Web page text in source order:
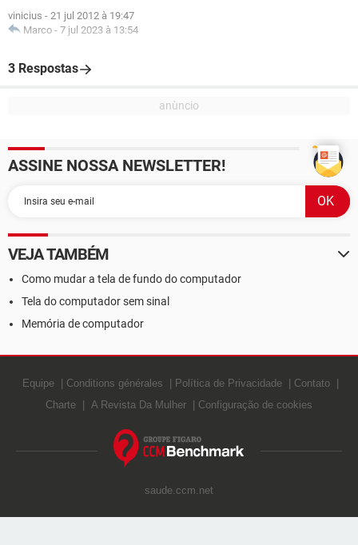
vinicius - 21 jul 2012 à 19:47
Marco - 7 jul 2023 à 13:54
3 Respostas
ASSINE NOSSA NEWSLETTER!
VEJA TAMBÉM
Como mudar a tela de fundo do computador
Tela do computador sem sinal
Memória de computador
Equipe Conditions générales Política de Privacidade
Contato
Charte
A Revista Da Mulher Configuração de cookies
saude.ccm.net